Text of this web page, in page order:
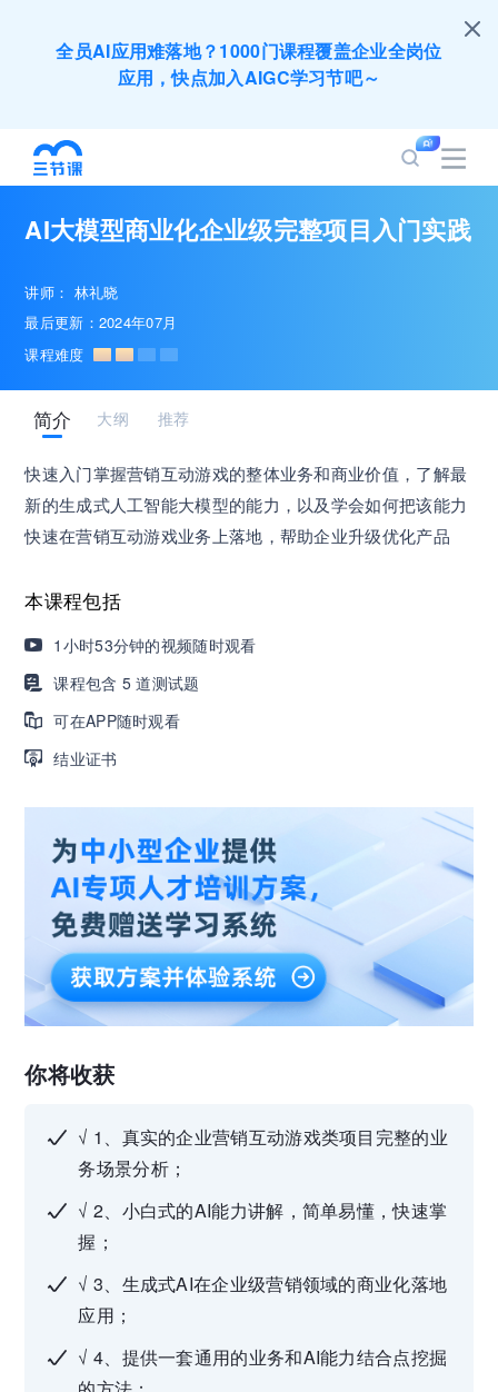
全员AI应用难落地？1000门课程覆盖企业全岗位
应用，快点加入AIGC学习节吧～
200+门DeepSeek应用课程免费体验，快带团队
培训人只给员工找学习资源，却忘记自己也要成长
出海业务到底要落地哪些国家才合适？国别文化与
企业正处于快速成长期，但员工能力跟不上发展？
8000门课程解决成长型企业所有岗位技能差距
营销获客｜流量转化｜数据驱动｜销售赢单 4000
AI职场发展实战课：深度解读AI在不同职业场景下
🔥精选10门AI王牌课：助你成功入行AI岗位，🚀
三节课X工信部AI岗位能力认证 · 全国合伙人招
募！
AI大模型商业化企业级完整项目入门实践
讲师： 林礼晓
最后更新：2024年07月
课程难度
简介 大纲 推荐
快速入门掌握营销互动游戏的整体业务和商业价值，了解最
新的生成式人工智能大模型的能力，以及学会如何把该能力
快速在营销互动游戏业务上落地，帮助企业升级优化产品
本课程包括
1小时53分钟的视频随时观看
课程包含 5 道测试题
可在APP随时观看
结业证书
你将收获
√ 1、真实的企业营销互动游戏类项目完整的业
务场景分析；
√ 2、小白式的AI能力讲解，简单易懂，快速掌
握；
√ 3、生成式AI在企业级营销领域的商业化落地
应用；
√ 4、提供一套通用的业务和AI能力结合点挖掘